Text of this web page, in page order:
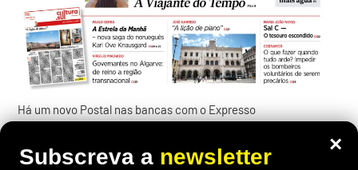
Há um novo Postal nas bancas com o Expresso
×
Subscreva a newsletter